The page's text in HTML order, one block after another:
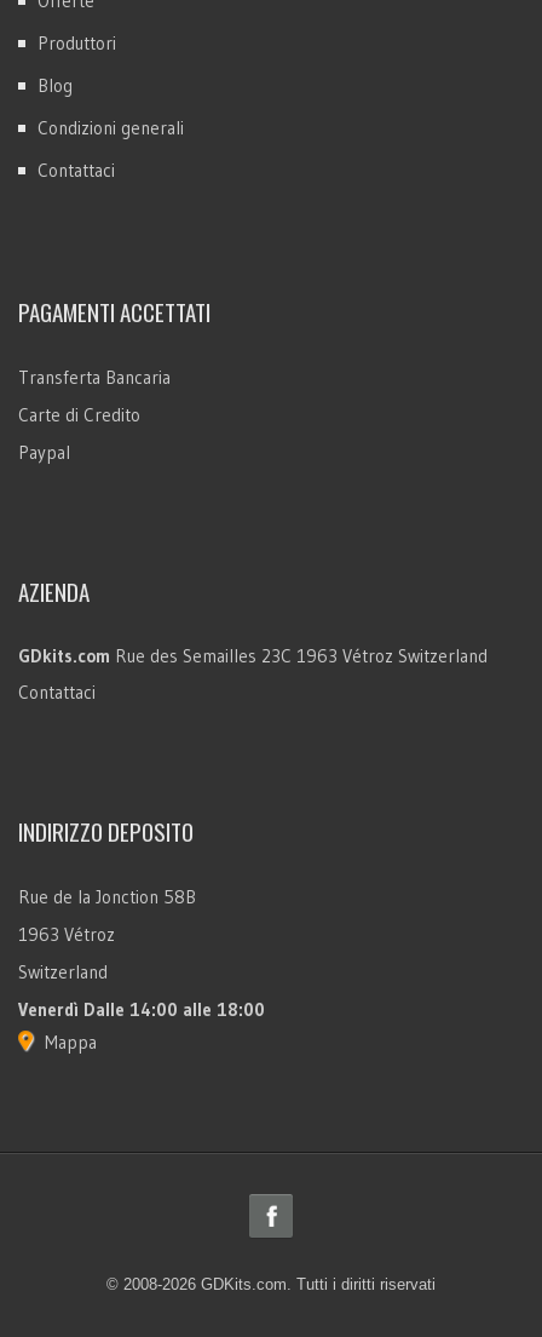
Produttori
Blog
Condizioni generali
Contattaci
PAGAMENTI ACCETTATI
Transferta Bancaria
Carte di Credito
Paypal
AZIENDA
GDkits.com Rue des Semailles 23C 1963 Vétroz Switzerland
Contattaci
INDIRIZZO DEPOSITO
Rue de la Jonction 58B
1963 Vétroz
Switzerland
Venerdì Dalle 14:00 alle 18:00
Mappa
© 2008-2026 GDKits.com. Tutti i diritti riservati